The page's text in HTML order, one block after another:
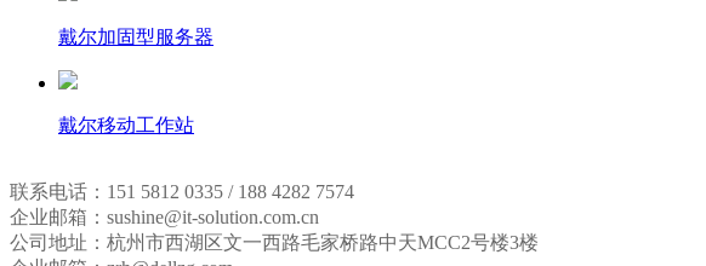
戴尔加固型服务器
戴尔移动工作站
联系电话：151 5812 0335 / 188 4282 7574
企业邮箱：sushine@it-solution.com.cn
公司地址：杭州市西湖区文一西路毛家桥路中天MCC2号楼3楼